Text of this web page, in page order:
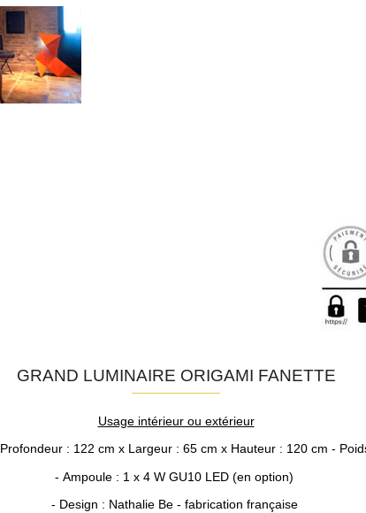
GRAND LUMINAIRE ORIGAMI FANETTE
Usage intérieur ou extérieur
: 122 cm x Largeur : 65 cm x Hauteur : 120 cm -
- Ampoule : 1 x 4 W GU10 LED (en option)
- Design : Nathalie Be - fabrication française